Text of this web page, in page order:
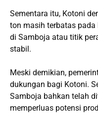
Sementara itu, Kotoni
ton masih terbatas pada
di Samboja atau titik
stabil.
Meski demikian,
dukungan bagi Kotoni.
Samboja bahkan telah
memperluas potensi